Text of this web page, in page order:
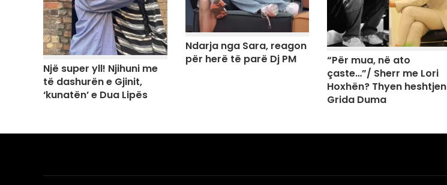
Një super yll! Njihuni me
të dashurën e Gjinit,
‘kunatën’ e Dua Lipës
Ndarja nga Sara, reagon
për herë të parë Dj PM
“Për mua, në ato
çaste…”/ Sherr me Lori
Hoxhën? Thyen heshtjen
Grida Duma